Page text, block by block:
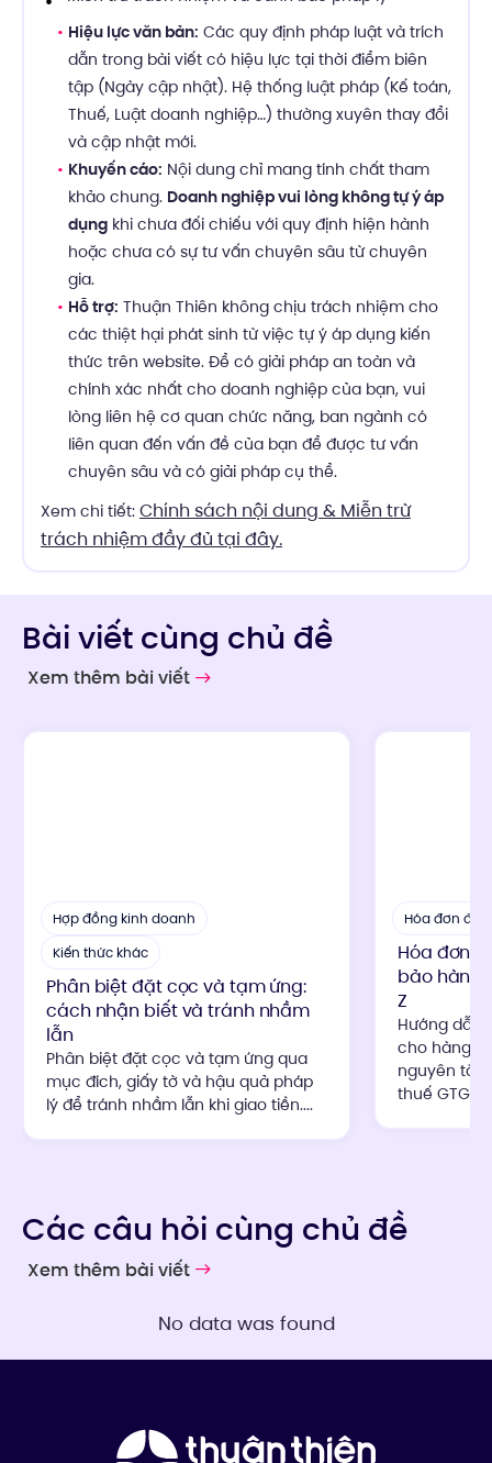
Hiệu lực văn bản: Các quy định pháp luật và trích
dẫn trong bài viết có hiệu lực tại thời điểm biên
tập (Ngày cập nhật). Hệ thống luật pháp (Kế toán,
Thuế, Luật doanh nghiệp…) thường xuyên thay đổi
và cập nhật mới.
Khuyến cáo: Nội dung chỉ mang tính chất tham
khảo chung. Doanh nghiệp vui lòng không tự ý áp
dụng khi chưa đối chiếu với quy định hiện hành
hoặc chưa có sự tư vấn chuyên sâu từ chuyên
gia.
Hỗ trợ: Thuận Thiên không chịu trách nhiệm cho
các thiệt hại phát sinh từ việc tự ý áp dụng kiến
thức trên website. Để có giải pháp an toàn và
chính xác nhất cho doanh nghiệp của bạn, vui
lòng liên hệ cơ quan chức năng, ban ngành có
liên quan đến vấn đề của bạn để được tư vấn
chuyên sâu và có giải pháp cụ thể.
Xem chi tiết: Chính sách nội dung & Miễn trừ
trách nhiệm đầy đủ tại đây.
Bài viết cùng chủ đề
Xem thêm bài viết
Hợp đồng kinh doanh
Kiến thức khác
Phân biệt đặt cọc và tạm ứng:
cách nhận biết và tránh nhầm
lẫn
Phân biệt đặt cọc và tạm ứng qua
mục đích, giấy tờ và hậu quả pháp
lý để tránh nhầm lẫn khi giao tiền....
Hóa đơn
Hóa đơn
bảo hành:
Z
Hướng dẫn
cho hàng
nguyên tắc
thuế GTGT
Các câu hỏi cùng chủ đề
Xem thêm bài viết
No data was found